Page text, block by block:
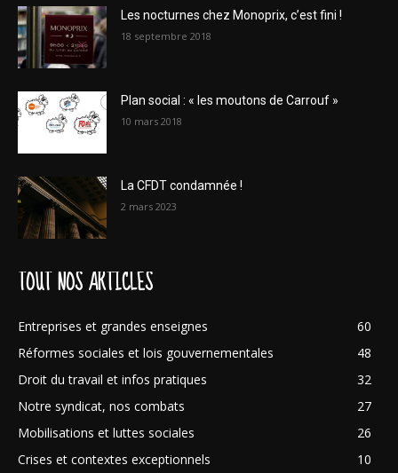
Les nocturnes chez Monoprix, c’est fini !
18 septembre 2018
Plan social : « les moutons de Carrouf »
10 mars 2018
La CFDT condamnée !
2 mars 2023
TOUT NOS ARTICLES
Entreprises et grandes enseignes
60
Réformes sociales et lois gouvernementales
48
Droit du travail et infos pratiques
32
Notre syndicat, nos combats
27
Mobilisations et luttes sociales
26
Crises et contextes exceptionnels
10